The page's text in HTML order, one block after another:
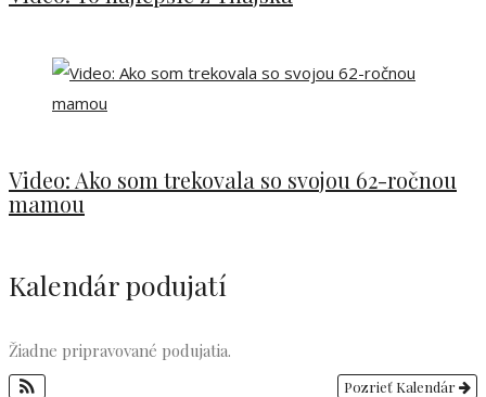
Video: Ako som trekovala so svojou 62-ročnou
mamou
Kalendár podujatí
Žiadne pripravované podujatia.
Pozrieť Kalendár